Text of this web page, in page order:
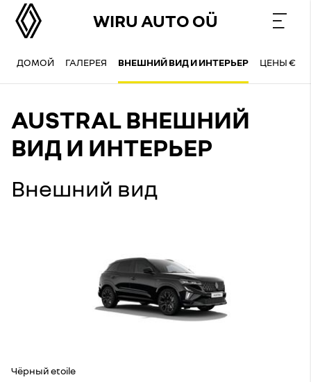
WIRU AUTO OÜ
ДОМОЙ ГАЛЕРЕЯ ВНЕШНИЙ ВИД И ИНТЕРЬЕР ЦЕНЫ €
AUSTRAL ВНЕШНИЙ
ВИД И ИНТЕРЬЕР
Внешний вид
Чёрный etoile